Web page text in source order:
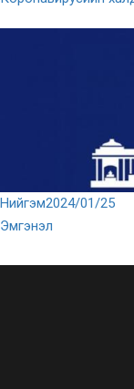
Нийгэм2024/01/25
Эмгэнэл